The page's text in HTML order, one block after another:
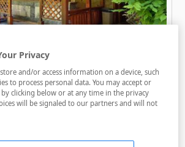
Privacy
and/or access information on a device, such
to process personal data. You may accept or
clicking below or at any time in the privacy
will be signaled to our partners and will not